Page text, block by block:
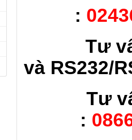
:
Tư
và RS232/
Tư
: